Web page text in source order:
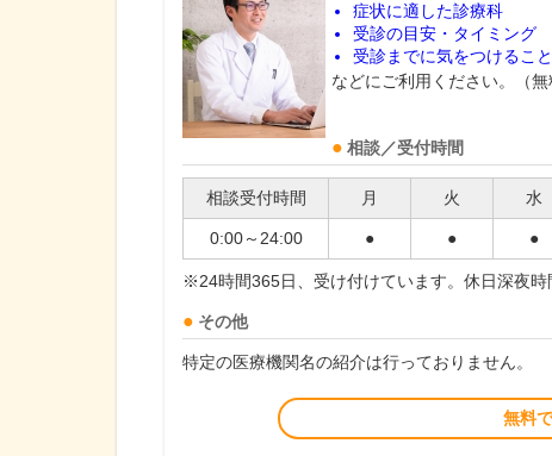
症状に適した診療科
受診の目安・タイミング
受診までに気をつけること
などにご利用ください。（無
相談／受付時間
相談受付時間 月 火 水
0:00～24:00 ● ● ●
※24時間365日、受け付けています。休日深夜時
その他
特定の医療機関名の紹介は行っておりません。
無料